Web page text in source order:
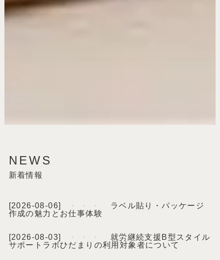
NEWS
新着情報
[2026-08-06]
ラベル貼り・パッケージ
作成の魅力とお仕事体験
[2026-08-03]
就労継続支援B型スタイル
サポートラボひだまりの利用対象者について